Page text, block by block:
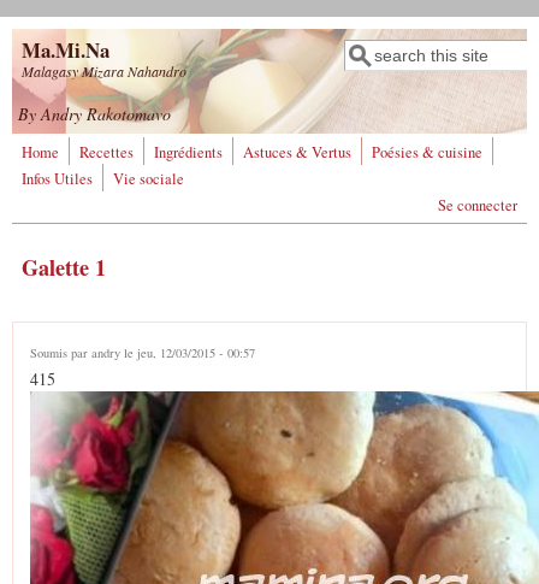
Aller au contenu principal
Ma.Mi.Na
Malagasy Mizara Nahandro
Formulaire de
recherche
Rechercher
By Andry Rakotomavo
Home Recettes Ingrédients Astuces & Vertus
Poésies & cuisine
Infos Utiles
Vie sociale
Se connecter
Galette 1
Soumis par andry le jeu, 12/03/2015 - 00:57
415